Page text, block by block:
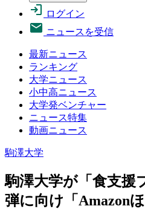
ログイン
ニュースを受信
最新ニュース
ランキング
大学ニュース
小中高ニュース
大学発ベンチャー
ニュース特集
動画ニュース
駒澤大学
駒澤大学が「食支援
弾に向け「Amazon